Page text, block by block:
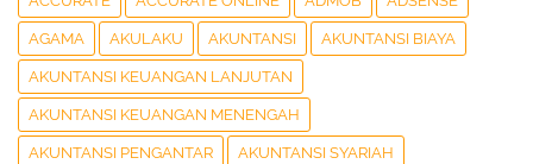
AGAMA AKULAKU AKUNTANSI AKUNTANSI BIAYA
AKUNTANSI KEUANGAN LANJUTAN
AKUNTANSI KEUANGAN MENENGAH
AKUNTANSI PENGANTAR AKUNTANSI SYARIAH